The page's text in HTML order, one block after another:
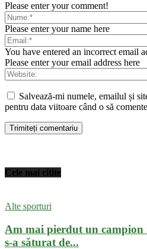
Please enter your comment!
Please enter your name here
You have entered an incorrect email
Please enter your email address here
Salvează-mi numele, emailul și
pentru data viitoare când o să
Cele mai citite
Alte sporturi
Am mai pierdut un
s-a săturat de...